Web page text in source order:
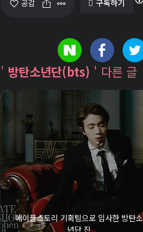
공감 구독하기
' 방탄소년단(bts) ' 다른 글
메이플스토리 기획팀으로 입사한 방탄소
년단 진